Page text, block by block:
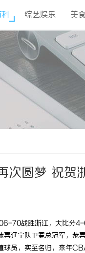
科 综艺娱乐 美
次圆梦 祝贺
70战胜浙江，大比分4-
辽宁队卫冕总冠军，恭
球员，实至名归，来年